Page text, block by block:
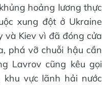
hoảng lương thực
xung đột ở Ukraine
và Kiev vì đã đóng cửa
phá vỡ chuỗi hậu cần
Lavrov cũng kêu gọi
vực lãnh hải nước